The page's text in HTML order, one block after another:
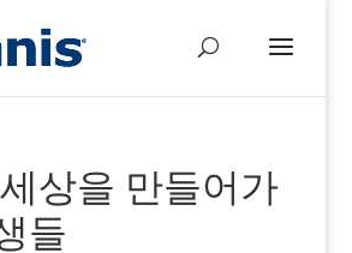
상을 만들어가
들